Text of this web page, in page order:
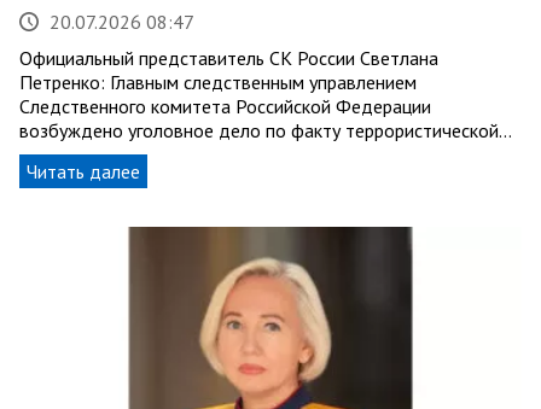
20.07.2026 08:47
Официальный представитель СК России Светлана
Петренко: Главным следственным управлением
Следственного комитета Российской Федерации
возбуждено уголовное дело по факту террористической…
Читать далее